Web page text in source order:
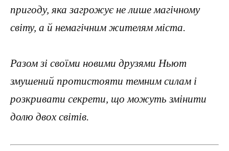
пригоду, яка загрожує не лише магічному
світу, а й немагічним жителям міста.
Разом зі своїми новими друзями Ньют
змушений протистояти темним силам і
розкривати секрети, що можуть змінити
долю двох світів.